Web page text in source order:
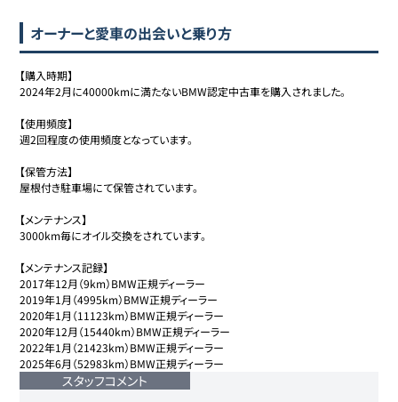
オーナーと愛車の出会いと乗り方
【購入時期】
2024年2月に40000kmに満たないBMW認定中古車を購入されました。
【使用頻度】
週2回程度の使用頻度となっています。
【保管方法】
屋根付き駐車場にて保管されています。
【メンテナンス】
3000km毎にオイル交換をされています。
【メンテナンス記録】
2017年12月（9km）BMW正規ディーラー
2019年1月（4995km）BMW正規ディーラー
2020年1月（11123km）BMW正規ディーラー
2020年12月（15440km）BMW正規ディーラー
2022年1月（21423km）BMW正規ディーラー
2025年6月（52983km）BMW正規ディーラー
スタッフコメント